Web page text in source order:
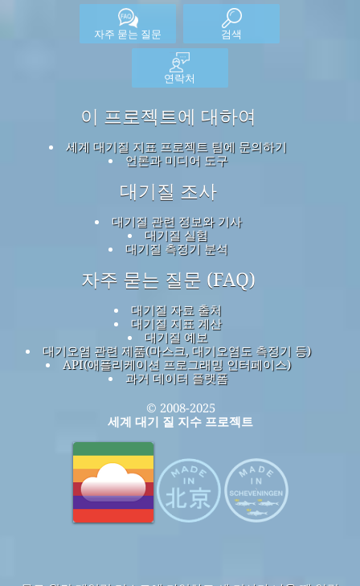
자주 묻는 질문 검색
연락처
이 프로젝트에 대하여
세계 대기질 지표 프로젝트 팀에 문의하기
언론과 미디어 도구
대기질 조사
대기질 관련 정보와 기사
대기질 실험
대기질 측정기 분석
자주 묻는 질문 (FAQ)
대기질 자료 출처
대기질 지표 계산
대기질 예보
대기오염 관련 제품(마스크, 대기오염도 측정기 등)
API(애플리케이션 프로그래밍 인터페이스)
과거 데이터 플랫폼
© 2008-2025
세계 대기 질 지수 프로젝트